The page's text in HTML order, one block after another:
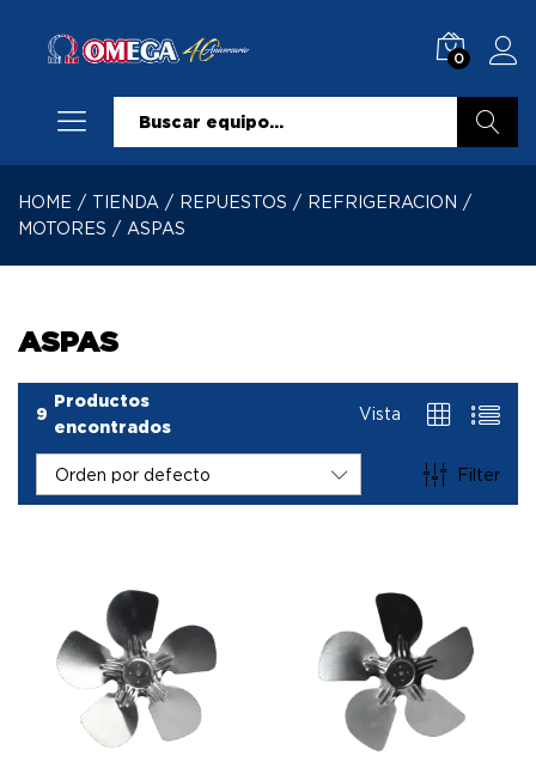
0
HOME / TIENDA / REPUESTOS / REFRIGERACION /
MOTORES / ASPAS
ASPAS
9
Productos
encontrados
Vista
Filter
Orden por defecto